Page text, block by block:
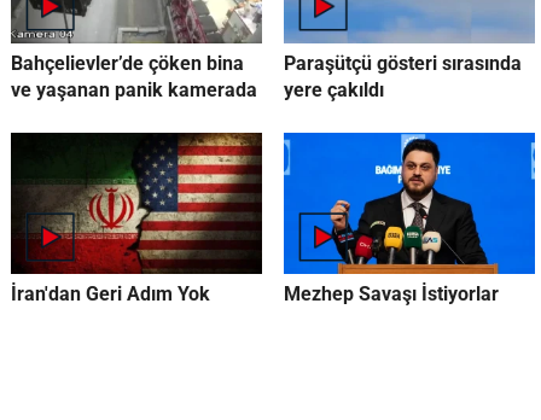
Bahçelievler’de çöken bina
ve yaşanan panik kamerada
Paraşütçü gösteri sırasında
yere çakıldı
İran'dan Geri Adım Yok Mezhep Savaşı İstiyorlar